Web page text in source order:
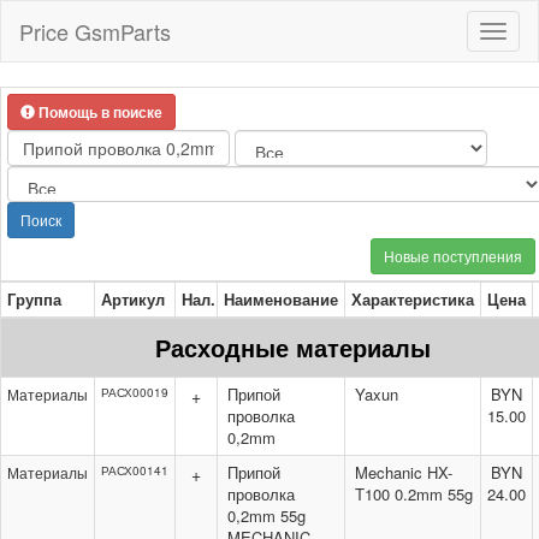
Price GsmParts
Помощь в поиске
Поиск
Новые поступления
Группа Артикул Нал. Наименование Характеристика Цена
Расходные материалы
Материалы РАСХ00019 +
Припой
проволка
0,2mm
Yaxun
BYN
15.00
Материалы РАСХ00141 +
Припой
проволка
0,2mm 55g
Mechanic HX-
T100 0.2mm 55g
BYN
24.00